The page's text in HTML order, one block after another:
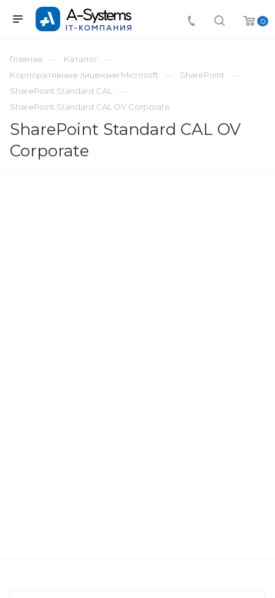
0
Главная
Каталог
Корпоративные лицензии Microsoft
SharePoint
SharePoint Standard CAL
SharePoint Standard CAL OV Corporate
SharePoint Standard CAL OV
Corporate